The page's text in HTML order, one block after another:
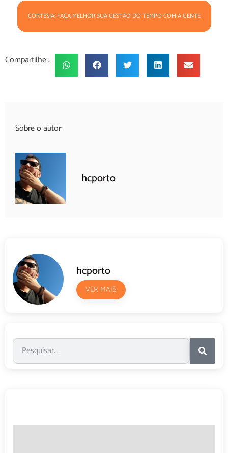
CORTESIA: FAÇA MELHOR SUA GESTÃO DO TEMPO COM A GENTE
Compartilhe :
Sobre o autor:
hcporto
hcporto
VER MAIS